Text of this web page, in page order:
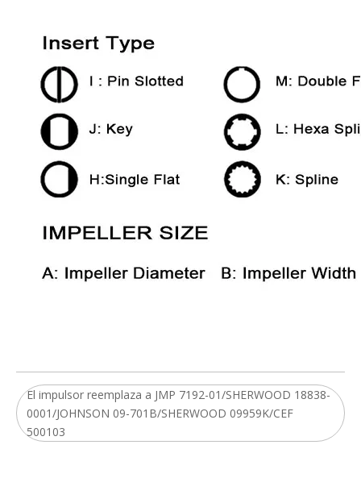
El impulsor reemplaza a JMP 7192-01/SHERWOOD 18838-
0001/JOHNSON 09-701B/SHERWOOD 09959K/CEF
500103